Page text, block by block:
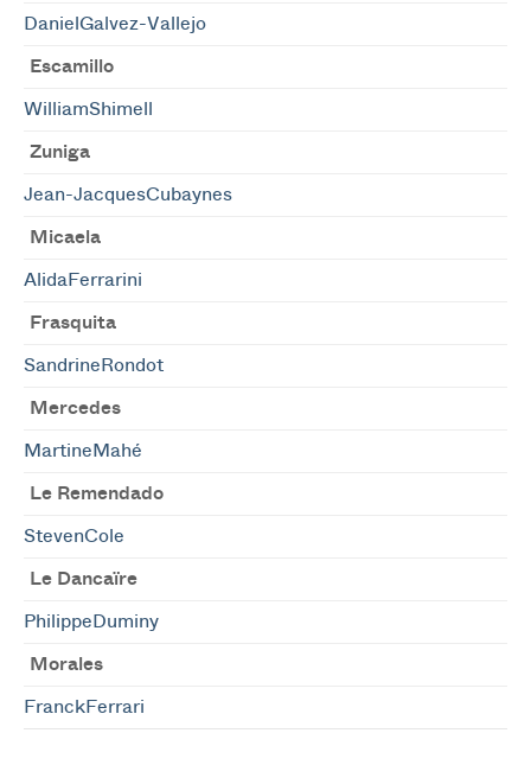
DanielGalvez-Vallejo
Escamillo
WilliamShimell
Zuniga
Jean-JacquesCubaynes
Micaela
AlidaFerrarini
Frasquita
SandrineRondot
Mercedes
MartineMahé
Le Remendado
StevenCole
Le Dancaïre
PhilippeDuminy
Morales
FranckFerrari